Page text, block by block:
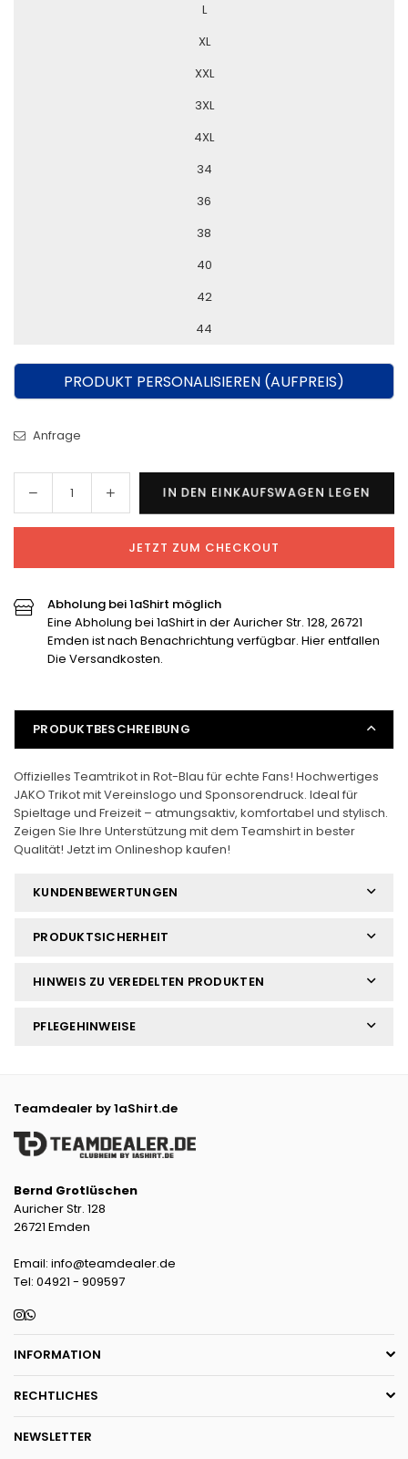
L
XL
XXL
3XL
4XL
34
36
38
40
42
44
PRODUKT PERSONALISIEREN (AUFPREIS)
Anfrage
Menge
für
SV
/
Heimtrikot
verringern
Menge
für
SV
Holtland
/
Heimtrikot
erhöhen
IN DEN EINKAUFSWAGEN LEGEN
JETZT ZUM CHECKOUT
Abholung bei 1aShirt möglich
Eine Abholung bei 1aShirt in der Auricher Str. 128, 26721
Emden ist nach Benachrichtung verfügbar. Hier entfallen
Die Versandkosten.
PRODUKTBESCHREIBUNG
Offizielles Teamtrikot in Rot-Blau für echte Fans! Hochwertiges
JAKO Trikot mit Vereinslogo und Sponsorendruck. Ideal für
Spieltage und Freizeit – atmungsaktiv, komfortabel und stylisch.
Zeigen Sie Ihre Unterstützung mit dem Teamshirt in bester
Qualität! Jetzt im Onlineshop kaufen!
KUNDENBEWERTUNGEN
PRODUKTSICHERHEIT
HINWEIS ZU VEREDELTEN PRODUKTEN
PFLEGEHINWEISE
Teamdealer by 1aShirt.de
Bernd Grotlüschen
Auricher Str. 128
26721 Emden
Email: info@teamdealer.de
Tel: 04921 - 909597
Instagram
Whatsapp
INFORMATION
RECHTLICHES
NEWSLETTER